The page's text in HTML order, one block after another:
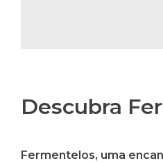
Descubra
Fermentelos, uma